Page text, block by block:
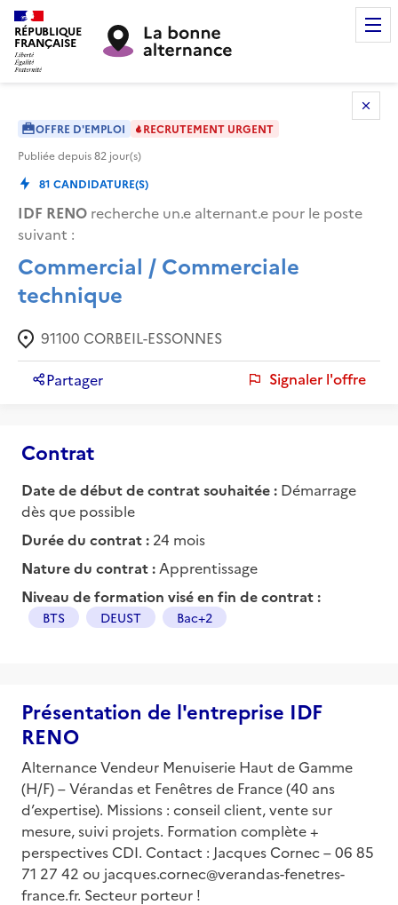
RÉPUBLIQUE
FRANÇAISE
OFFRE D'EMPLOI
RECRUTEMENT URGENT
Publiée depuis82 jour(s)
81 CANDIDATURE(S)
IDF RENO recherche un.e alternant.e pour le poste
suivant :
Commercial / Commerciale
technique
91100 CORBEIL-ESSONNES
Partager Signaler l'offre
Contrat
Date de début de contrat souhaitée : Démarrage
dès que possible
Durée du contrat : 24 mois
Nature du contrat : Apprentissage
Niveau de formation visé en fin de contrat :
BTS DEUST Bac+2
Présentation de l'entreprise IDF
RENO
Alternance Vendeur Menuiserie Haut de Gamme
(H/F) – Vérandas et Fenêtres de France (40 ans
d’expertise). Missions : conseil client, vente sur
mesure, suivi projets. Formation complète +
perspectives CDI. Contact : Jacques Cornec – 06 85
71 27 42 ou jacques.cornec@verandas-fenetres-
france.fr. Secteur porteur !